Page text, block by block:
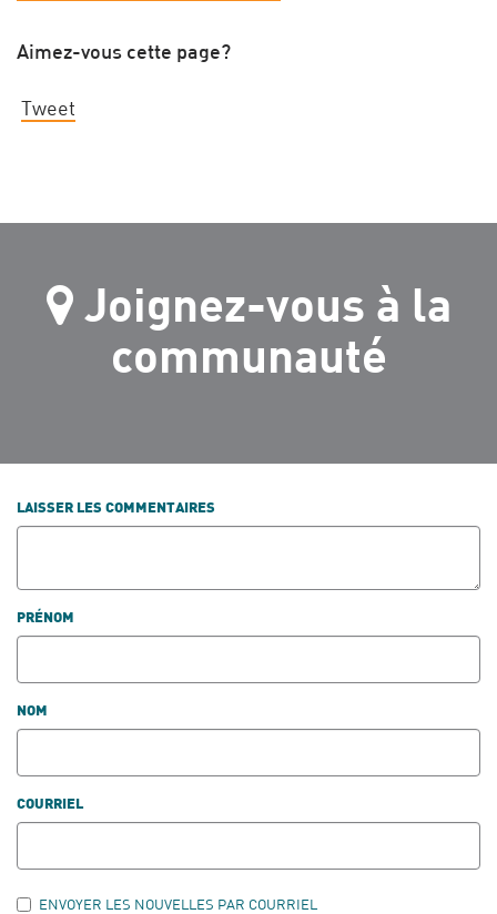
Aimez-vous cette page?
Tweet
Joignez-vous à la
communauté
LAISSER LES COMMENTAIRES
PRÉNOM
NOM
COURRIEL
ENVOYER LES NOUVELLES PAR COURRIEL